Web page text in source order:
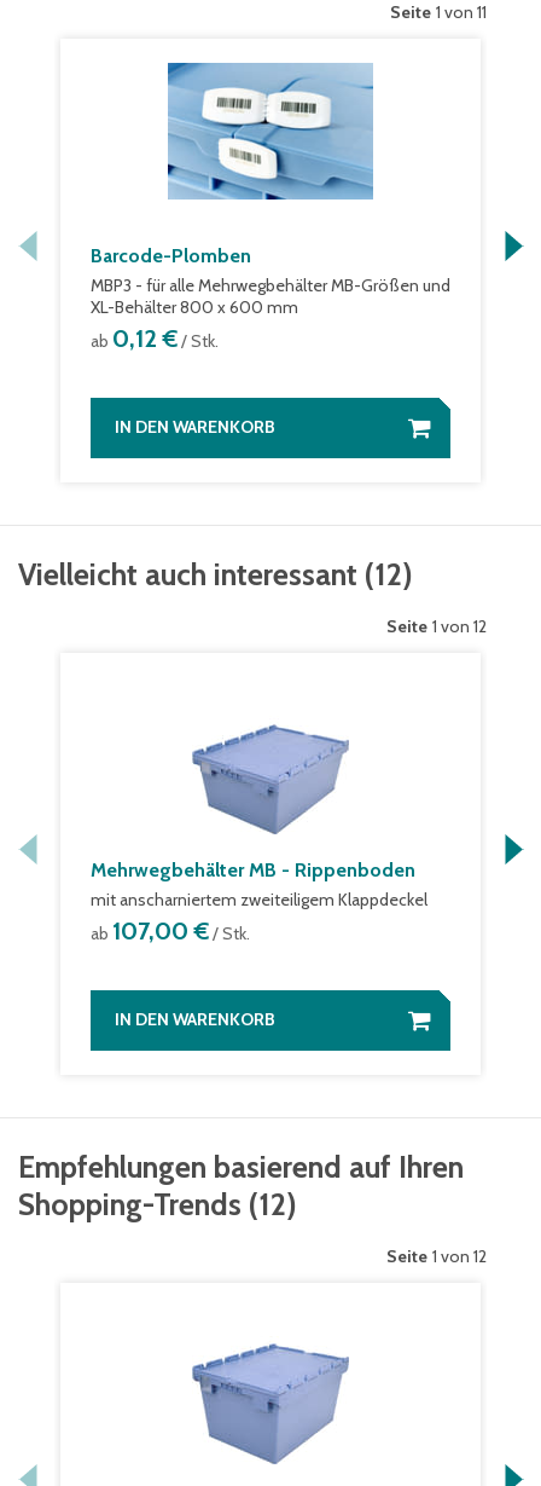
Seite 1 von 11
Barcode-Plomben
MBP3 - für alle Mehrwegbehälter MB-Größen und
XL-Behälter 800 x 600 mm
ab 0,12 €/ Stk.
IN DEN WARENKORB
Vielleicht auch interessant (12)
Seite 1 von 12
Mehrwegbehälter MB - Rippenboden
mit anscharniertem zweiteiligem Klappdeckel
ab 107,00 €/ Stk.
IN DEN WARENKORB
Empfehlungen basierend auf Ihren
Shopping-Trends (12)
Seite 1 von 12